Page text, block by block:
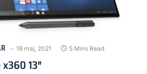
18 maj, 2021 5 Mins Read
13″